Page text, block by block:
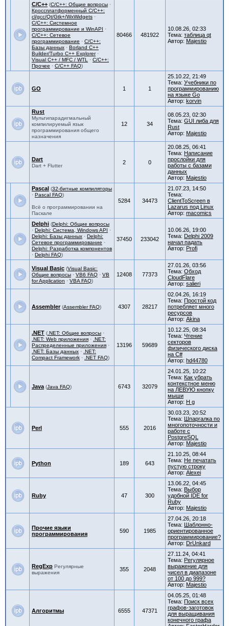
C/C++ (C/C++: Общие вопросы ·
Кроссплатформенный C/C++:
cl/gcc/Qt/Gtk+/WxWidgets ·
C/C++: Системное
программирование и WinAPI ·
C/C++: Сетевое
программирование · C/C++:
Базы данных · Borland C++
Builder/Turbo C++ Explorer·
Visual C++ / MFC / WTL
· C/C++:
Прочее · C/C++ FAQ)
80466 481922
10.08.26, 02:33
Тема: таблица qt
Автор: Majestio
GO 1 1
25.10.22, 21:49
Тема: Учебники по
программированию
на языке Go
Автор: korvin
Rust
Мультипарадигмальный
компилируемый язык
программирования общего
назначения
12 34
08.05.23, 02:30
Тема: GUI либа для
Rust
Автор: Majestio
Dart
Dart + Flutter
2 0
20.08.25, 06:41
Тема: Написание
прослойки для
работы с базами
данных
Автор: Majestio
Pascal (32-битные компиляторы
· Pascal FAQ)
Всё о программировании на
Паскале
5284 34473
21.07.23, 14:50
Тема:
ClientToScreen в
Lazarus под Linux
Автор: macomics
Delphi (Delphi: Общие вопросы
· Delphi: Система, Windows API ·
Delphi: Базы данных · Delphi:
Сетевое программирование ·
Delphi: Разработка компонентов
· Delphi FAQ)
37450 233042
10.06.26, 19:00
Тема: Delphi 2009
начал падать
Автор: Profi
Visual Basic (Visual Basic:
Общие вопросы · VB6 FAQ · VB
for Application · VBA FAQ)
12408 77373
27.01.26, 03:56
Тема: Обход
CloudFlare
Автор: salieri
Assembler (Assembler FAQ) 4307 28217
02.04.26, 16:19
Тема: Простой код
потребляет много
ресурсов
Автор: Akina
.NET ( .NET: Общие вопросы ·
.NET: Web приложения ·
.NET:
Распределенные приложения ·
.NET: Базы данных ·
.NET:
Compact Framework · .NET FAQ)
13196 59689
10.12.25, 08:34
Тема: Чтение
секторов
физического диска
на C#
Автор: hd44780
Java (Java FAQ) 6743 32079
24.01.25, 10:22
Тема: Как убрать
контекстное меню
на ЛЕВУЮ кнопку
мыши
Автор: H g
Perl 555 2016
30.03.23, 20:52
Тема: Шпаргалка по
многопоточности и
работе с
PostgreSQL
Автор: Majestio
Python 189 643
21.10.25, 08:44
Тема: Не печатать
пустую строку
Автор: Alexei
Ruby 47 300
13.06.22, 04:45
Тема: Выбор
удобной IDE for
Ruby
Автор: Majestio
Прочие языки
программирования
590 1985
27.04.26, 20:18
Тема: Шаблонно-
ориентированное
программирование?
Автор: DrUnkard
RegExp Регулярные
выражения
355 2048
27.11.24, 04:41
Тема: Регулярное
выражение для
чисел в диапазоне
от 100 до 999?
Автор: Majestio
Алгоритмы 6555 47371
04.05.25, 01:48
Тема: Поиск всех
графов-заготовок
для выращивания
конечного графа